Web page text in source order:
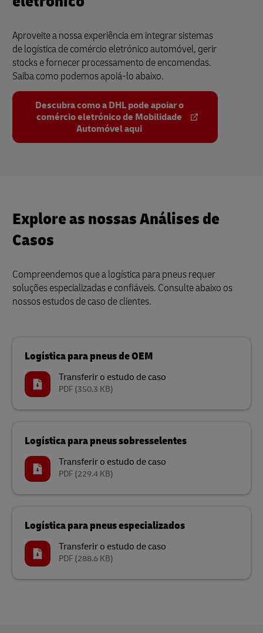
Aproveite a nossa experiência em integrar sistemas
de logística de comércio eletrónico automóvel, gerir
stocks e fornecer processamento de encomendas.
Saiba como podemos apoiá-lo abaixo.
Descubra como a DHL pode apoiar o
comércio eletrónico de Mobilidade
Automóvel aqui
Explore as nossas Análises de
Casos
Compreendemos que a logística para pneus requer
soluções especializadas e confiáveis. Consulte abaixo os
nossos estudos de caso de clientes.
Logística para pneus de OEM
Transferir o estudo de caso
PDF (350.3 KB)
Logística para pneus sobresselentes
Transferir o estudo de caso
PDF (229.4 KB)
Logística para pneus especializados
Transferir o estudo de caso
PDF (288.6 KB)